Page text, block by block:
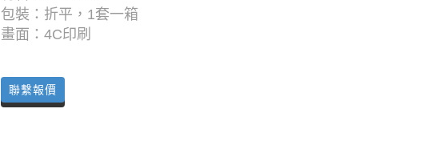
包裝：折平，1套一箱
畫面：4C印刷
聯繫報價